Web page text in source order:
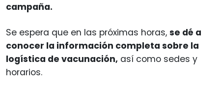
campaña.
Se espera que en las próximas horas, se dé a
conocer la información completa sobre la
logística de vacunación, así como sedes y
horarios.